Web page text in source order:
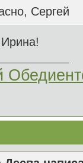
Сергей